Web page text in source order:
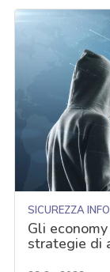
SICUREZZA
Gli
strategie di